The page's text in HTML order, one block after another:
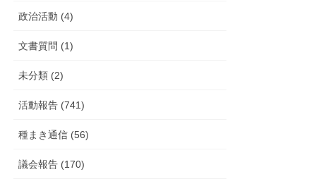
政治活動 (4)
文書質問 (1)
未分類 (2)
活動報告 (741)
種まき通信 (56)
議会報告 (170)